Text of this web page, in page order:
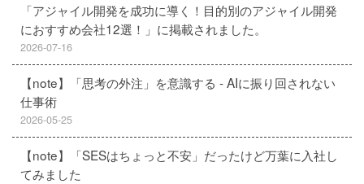
「アジャイル開発を成功に導く！目的別のアジャイル開発
におすすめ会社12選！」に掲載されました。
2026-07-16
【note】「思考の外注」を意識する - AIに振り回されない
仕事術
2026-05-25
【note】「SESはちょっと不安」だったけど万葉に入社し
てみました